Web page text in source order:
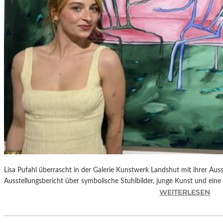
E
D
R
O
L
M
O
D
Ó
V
A
R
S
E
U
E
F
Lisa Pufahl überrascht in der Galerie Kunstwerk Landshut mit ihrer
Ausstellungsbericht über symbolische Stuhlbilder, junge Kunst und
WEITERLESEN
I